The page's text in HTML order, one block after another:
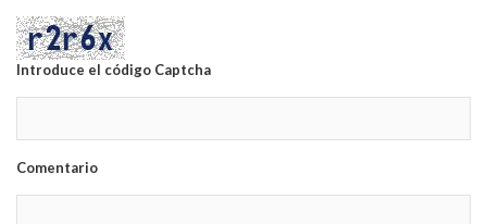
Introduce el código Captcha
Comentario